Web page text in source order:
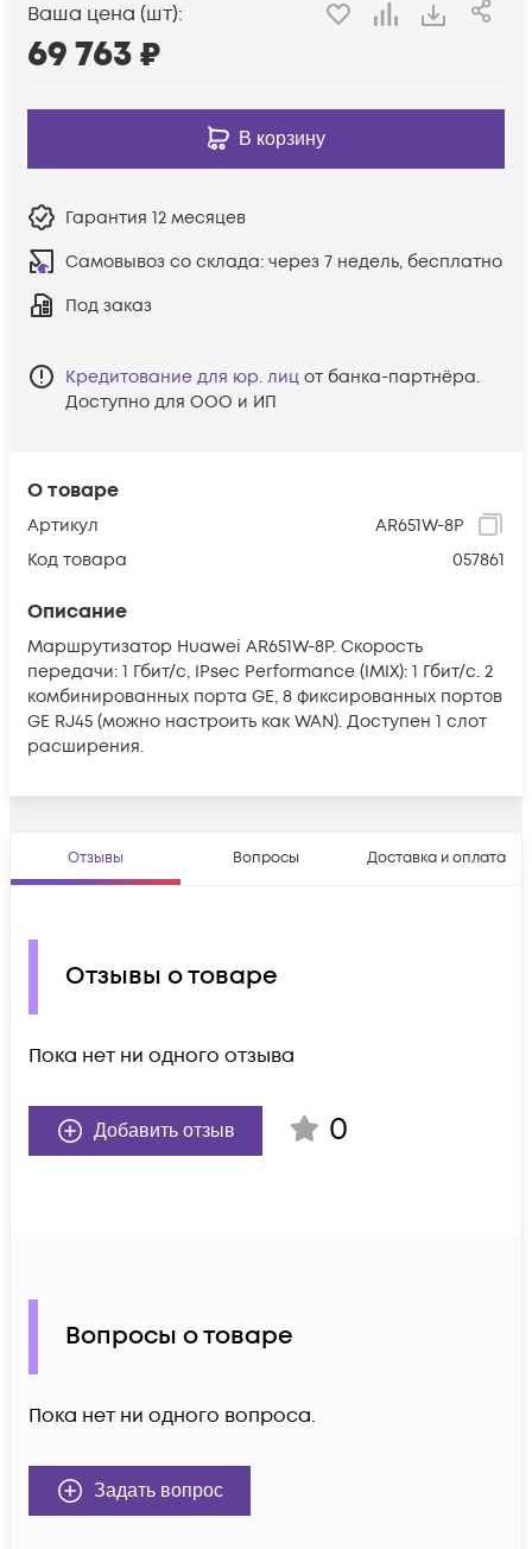
О товаре
Артикул
AR651W-8P
Код товара
057861
Описание
Маршрутизатор Huawei AR651W-8P. Скорость
передачи: 1 Гбит/с, IPsec Performance (IMIX): 1 Гбит/с. 2
комбинированных порта GE, 8 фиксированных портов
GE RJ45 (можно настроить как WAN). Доступен 1 слот
расширения.
Ваша цена (шт):
69 763₽
В корзину
Гарантия 12 месяцев
Самовывоз со склада: через 7 недель, бесплатно
Под заказ
Кредитование для юр. лиц от банка-партнёра.
Доступно для ООО и ИП
Отзывы Вопросы Доставка и оплата
Отзывы о товаре
Пока нет ни одного отзыва
Добавить отзыв 0
Вопросы о товаре
Пока нет ни одного вопроса.
Задать вопрос